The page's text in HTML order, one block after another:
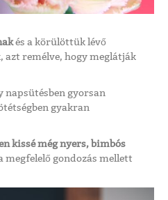
és a körülöttük lévő
remélve, hogy meglátják
napsütésben gyorsan
gyakran
kissé még nyers, bimbós
megfelelő gondozás mellett